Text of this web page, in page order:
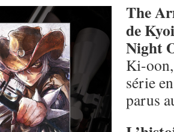
The
de
Night
Ki-
série
parus